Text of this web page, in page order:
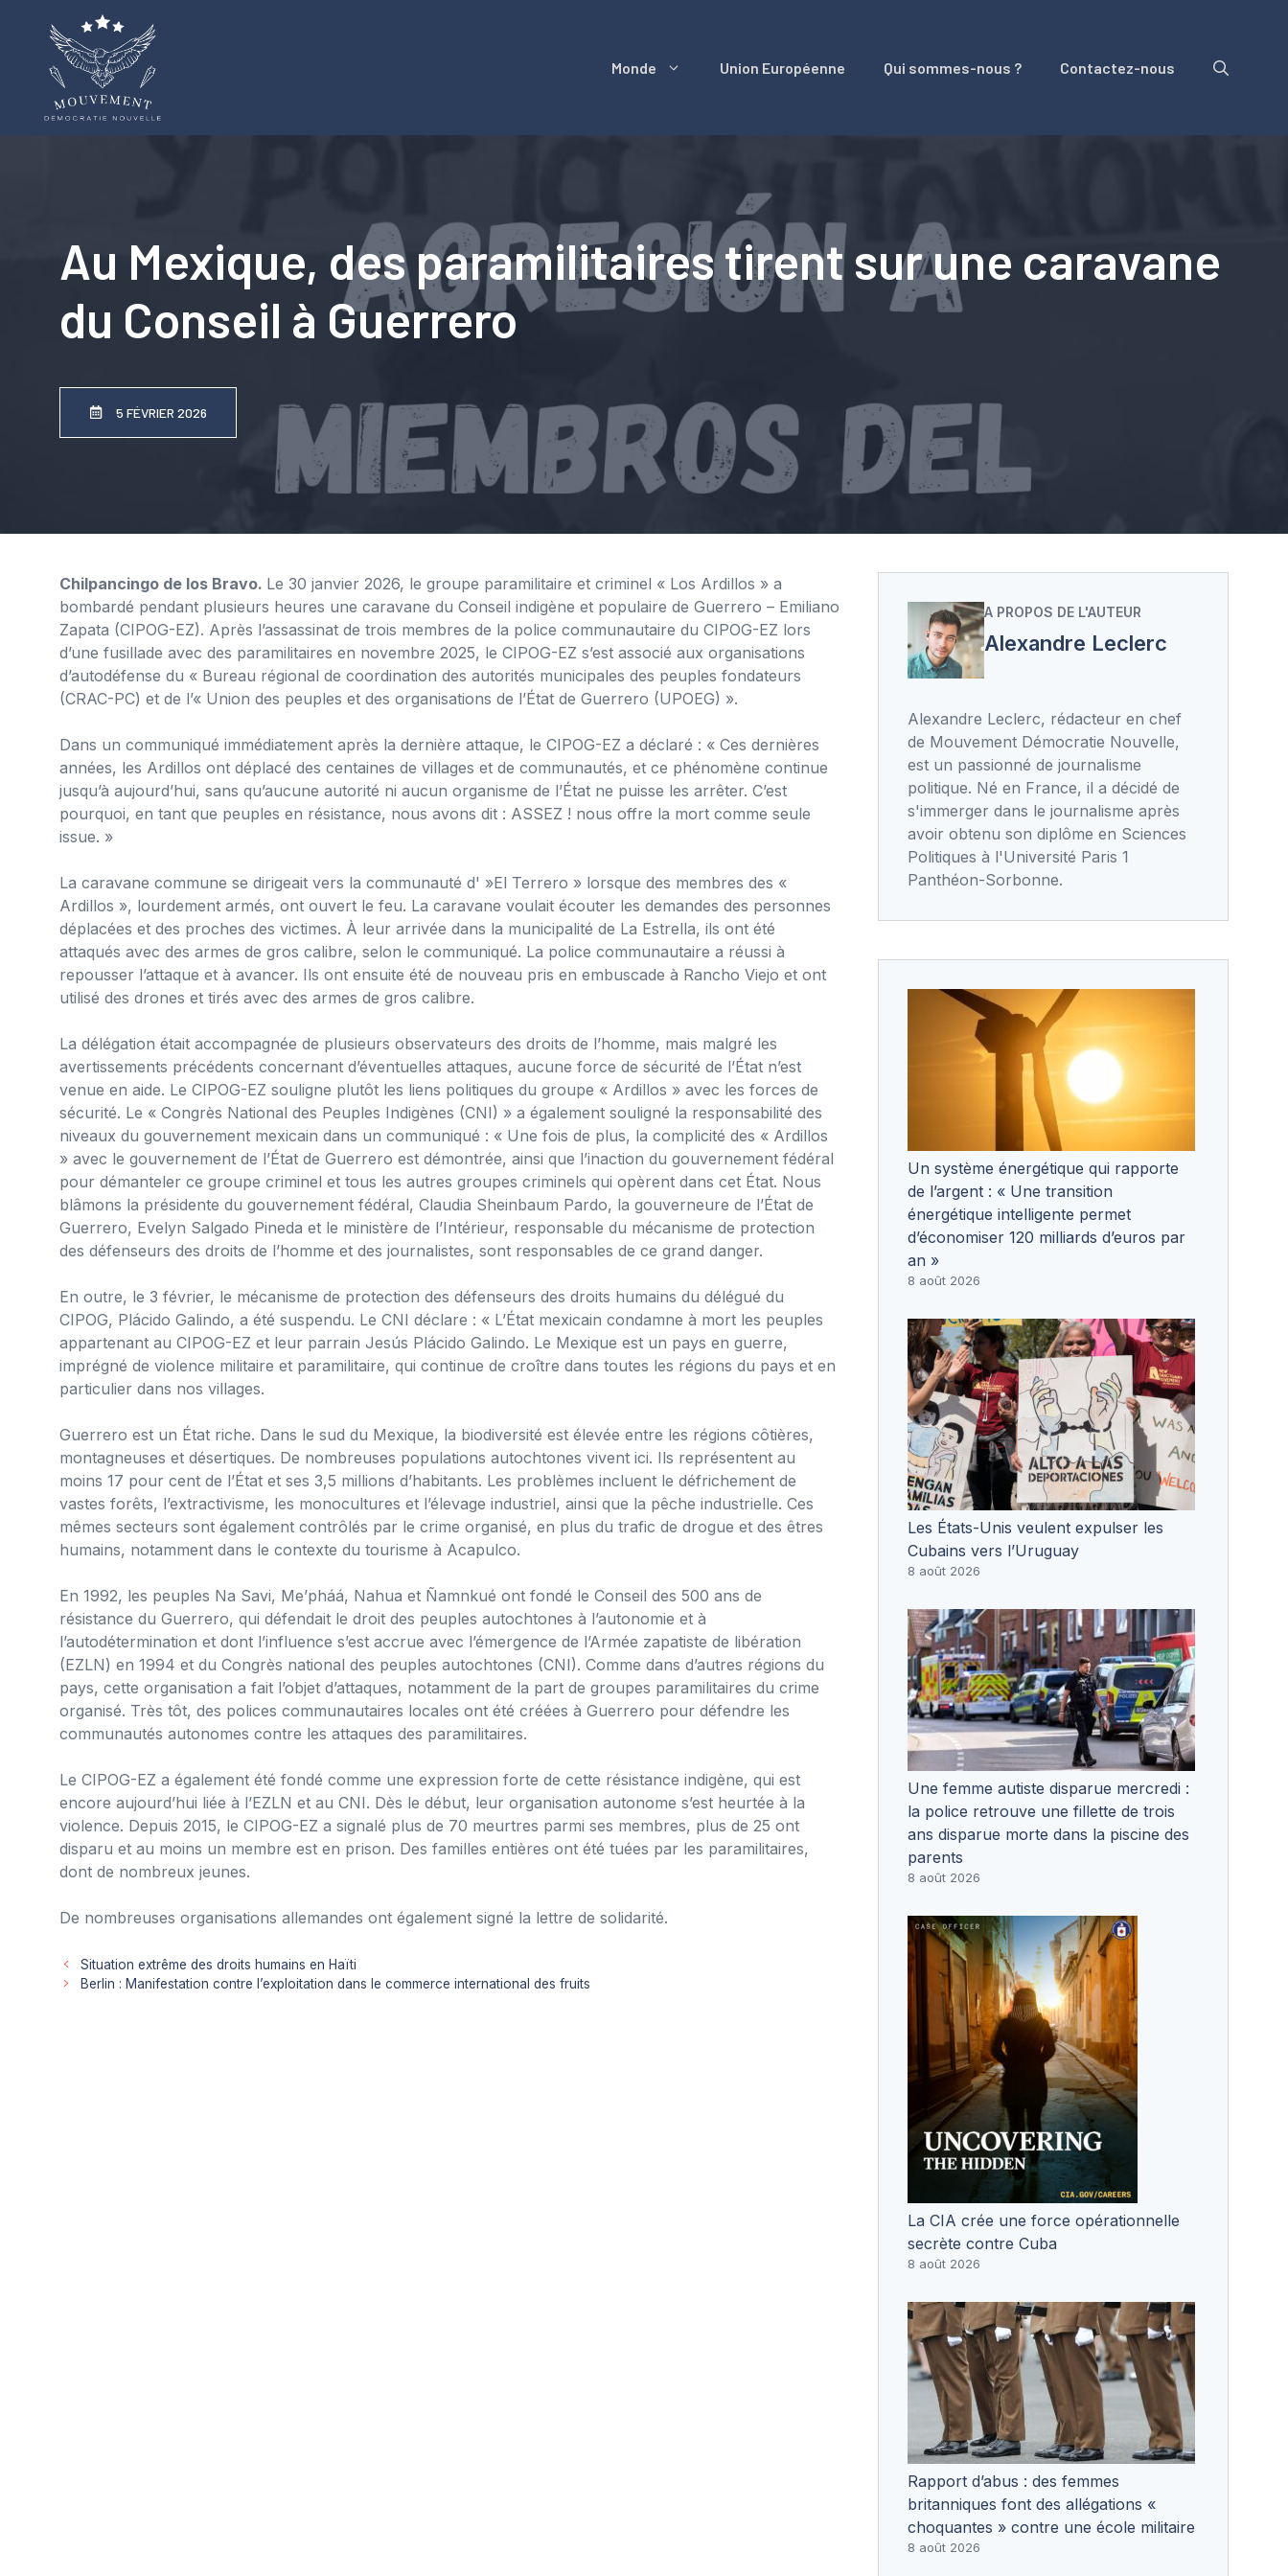
Monde Union Européenne Qui sommes-nous ? Contactez-nous
Au Mexique, des paramilitaires tirent sur une caravane
du Conseil à Guerrero
5 FÉVRIER 2026
Chilpancingo de los Bravo. Le 30 janvier 2026, le groupe paramilitaire et criminel « Los Ardillos » a
bombardé pendant plusieurs heures une caravane du Conseil indigène et populaire de Guerrero – Emiliano
Zapata (CIPOG-EZ). Après l’assassinat de trois membres de la police communautaire du CIPOG-EZ lors
d’une fusillade avec des paramilitaires en novembre 2025, le CIPOG-EZ s’est associé aux organisations
d’autodéfense du « Bureau régional de coordination des autorités municipales des peuples fondateurs
(CRAC-PC) et de l’« Union des peuples et des organisations de l’État de Guerrero (UPOEG) ».
Dans un communiqué immédiatement après la dernière attaque, le CIPOG-EZ a déclaré : « Ces dernières
années, les Ardillos ont déplacé des centaines de villages et de communautés, et ce phénomène continue
jusqu’à aujourd’hui, sans qu’aucune autorité ni aucun organisme de l’État ne puisse les arrêter. C’est
pourquoi, en tant que peuples en résistance, nous avons dit : ASSEZ ! nous offre la mort comme seule
issue. »
La caravane commune se dirigeait vers la communauté d' »El Terrero » lorsque des membres des «
Ardillos », lourdement armés, ont ouvert le feu. La caravane voulait écouter les demandes des personnes
déplacées et des proches des victimes. À leur arrivée dans la municipalité de La Estrella, ils ont été
attaqués avec des armes de gros calibre, selon le communiqué. La police communautaire a réussi à
repousser l’attaque et à avancer. Ils ont ensuite été de nouveau pris en embuscade à Rancho Viejo et ont
utilisé des drones et tirés avec des armes de gros calibre.
La délégation était accompagnée de plusieurs observateurs des droits de l’homme, mais malgré les
avertissements précédents concernant d’éventuelles attaques, aucune force de sécurité de l’État n’est
venue en aide. Le CIPOG-EZ souligne plutôt les liens politiques du groupe « Ardillos » avec les forces de
sécurité. Le « Congrès National des Peuples Indigènes (CNI) » a également souligné la responsabilité des
niveaux du gouvernement mexicain dans un communiqué : « Une fois de plus, la complicité des « Ardillos
» avec le gouvernement de l’État de Guerrero est démontrée, ainsi que l’inaction du gouvernement fédéral
pour démanteler ce groupe criminel et tous les autres groupes criminels qui opèrent dans cet État. Nous
blâmons la présidente du gouvernement fédéral, Claudia Sheinbaum Pardo, la gouverneure de l’État de
Guerrero, Evelyn Salgado Pineda et le ministère de l’Intérieur, responsable du mécanisme de protection
des défenseurs des droits de l’homme et des journalistes, sont responsables de ce grand danger.
En outre, le 3 février, le mécanisme de protection des défenseurs des droits humains du délégué du
CIPOG, Plácido Galindo, a été suspendu. Le CNI déclare : « L’État mexicain condamne à mort les peuples
appartenant au CIPOG-EZ et leur parrain Jesús Plácido Galindo. Le Mexique est un pays en guerre,
imprégné de violence militaire et paramilitaire, qui continue de croître dans toutes les régions du pays et en
particulier dans nos villages.
Guerrero est un État riche. Dans le sud du Mexique, la biodiversité est élevée entre les régions côtières,
montagneuses et désertiques. De nombreuses populations autochtones vivent ici. Ils représentent au
moins 17 pour cent de l’État et ses 3,5 millions d’habitants. Les problèmes incluent le défrichement de
vastes forêts, l’extractivisme, les monocultures et l’élevage industriel, ainsi que la pêche industrielle. Ces
mêmes secteurs sont également contrôlés par le crime organisé, en plus du trafic de drogue et des êtres
humains, notamment dans le contexte du tourisme à Acapulco.
En 1992, les peuples Na Savi, Me’pháá, Nahua et Ñamnkué ont fondé le Conseil des 500 ans de
résistance du Guerrero, qui défendait le droit des peuples autochtones à l’autonomie et à
l’autodétermination et dont l’influence s’est accrue avec l’émergence de l’Armée zapatiste de libération
(EZLN) en 1994 et du Congrès national des peuples autochtones (CNI). Comme dans d’autres régions du
pays, cette organisation a fait l’objet d’attaques, notamment de la part de groupes paramilitaires du crime
organisé. Très tôt, des polices communautaires locales ont été créées à Guerrero pour défendre les
communautés autonomes contre les attaques des paramilitaires.
Le CIPOG-EZ a également été fondé comme une expression forte de cette résistance indigène, qui est
encore aujourd’hui liée à l’EZLN et au CNI. Dès le début, leur organisation autonome s’est heurtée à la
violence. Depuis 2015, le CIPOG-EZ a signalé plus de 70 meurtres parmi ses membres, plus de 25 ont
disparu et au moins un membre est en prison. Des familles entières ont été tuées par les paramilitaires,
dont de nombreux jeunes.
De nombreuses organisations allemandes ont également signé la lettre de solidarité.
Situation extrême des droits humains en Haïti
Berlin : Manifestation contre l’exploitation dans le commerce international des fruits
A PROPOS DE L'AUTEUR
Alexandre Leclerc
Alexandre Leclerc, rédacteur en chef
de Mouvement Démocratie Nouvelle,
est un passionné de journalisme
politique. Né en France, il a décidé de
s'immerger dans le journalisme après
avoir obtenu son diplôme en Sciences
Politiques à l'Université Paris 1
Panthéon-Sorbonne.
Un système énergétique qui rapporte
de l’argent : « Une transition
énergétique intelligente permet
d’économiser 120 milliards d’euros par
an »
8 août 2026
Les États-Unis veulent expulser les
Cubains vers l’Uruguay
8 août 2026
Une femme autiste disparue mercredi :
la police retrouve une fillette de trois
ans disparue morte dans la piscine des
parents
8 août 2026
La CIA crée une force opérationnelle
secrète contre Cuba
8 août 2026
Rapport d’abus : des femmes
britanniques font des allégations «
choquantes » contre une école militaire
8 août 2026